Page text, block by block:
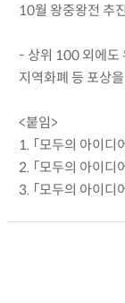
10월 왕중왕전 추
- 상위 100 외에도
지역화폐 등 포상
<붙임>
1. 「모두의 아이
2. 「모두의 아이
3. 「모두의 아이디